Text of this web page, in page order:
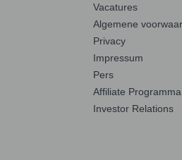
Vacatures
Algemene
Privacy
Impressum
Pers
Affiliate Programma
Investor Relations